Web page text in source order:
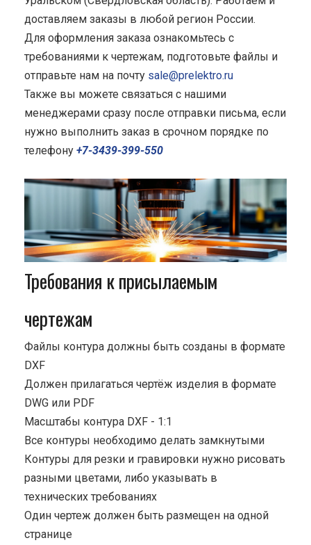
доставляем заказы в любой регион России.
Для оформления заказа ознакомьтесь с
требованиями к чертежам, подготовьте файлы и
отправьте нам на почту sale@prelektro.ru
Также вы можете связаться с нашими
менеджерами сразу после отправки письма, если
нужно выполнить заказ в срочном порядке по
телефону +7-3439-399-550
Требования к присылаемым
чертежам
Файлы контура должны быть созданы в формате
DXF
Должен прилагаться чертёж изделия в формате
DWG или PDF
Масштабы контура DXF - 1:1
Все контуры необходимо делать замкнутыми
Контуры для резки и гравировки нужно рисовать
разными цветами, либо указывать в
технических требованиях
Один чертеж должен быть размещен на одной
странице